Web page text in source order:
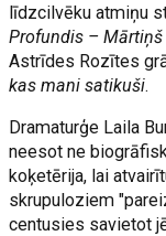
līdzcilvēku atmiņu
Profundis –
Astrīdes Rozītes
kas mani satikuši.
Dramaturģe Laila
neesot ne
koķetērija, lai
skrupuloziem
centusies savietot